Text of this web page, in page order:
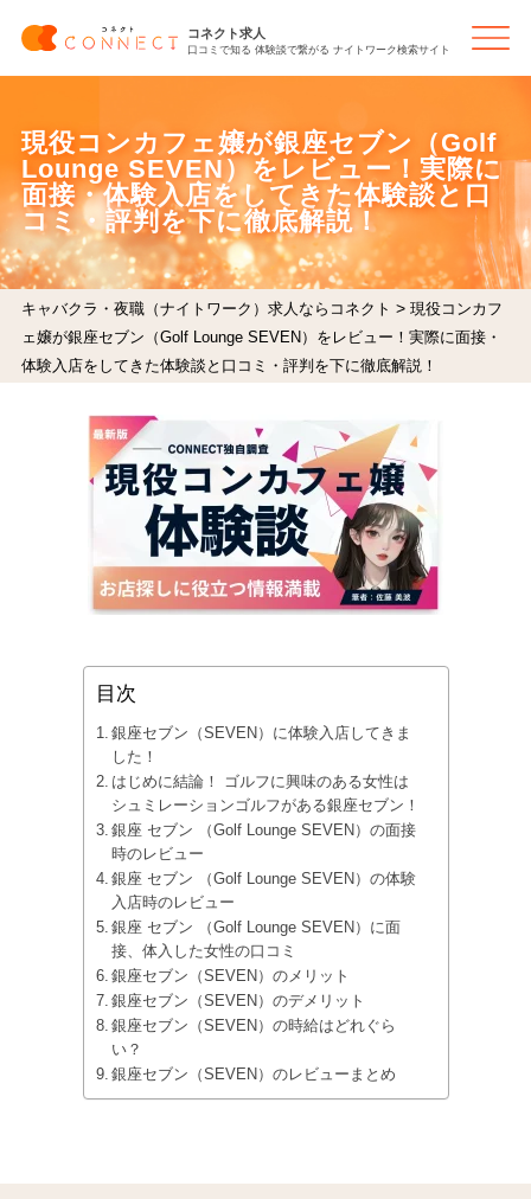
コネクト求人
口コミで知る 体験談で繋がる ナイトワーク検索サイト
現役コンカフェ嬢が銀座セブン（Golf
Lounge SEVEN）をレビュー！実際に
面接・体験入店をしてきた体験談と口
コミ・評判を下に徹底解説！
キャバクラ・夜職（ナイトワーク）求人ならコネクト > 現役コンカフ
ェ嬢が銀座セブン（Golf Lounge SEVEN）をレビュー！実際に面接・
体験入店をしてきた体験談と口コミ・評判を下に徹底解説！
目次
銀座セブン（SEVEN）に体験入店してきま
した！
はじめに結論！ ゴルフに興味のある女性は
シュミレーションゴルフがある銀座セブン！
銀座 セブン （Golf Lounge SEVEN）の面接
時のレビュー
銀座 セブン （Golf Lounge SEVEN）の体験
入店時のレビュー
銀座 セブン （Golf Lounge SEVEN）に面
接、体入した女性の口コミ
銀座セブン（SEVEN）のメリット
銀座セブン（SEVEN）のデメリット
銀座セブン（SEVEN）の時給はどれぐら
い？
銀座セブン（SEVEN）のレビューまとめ